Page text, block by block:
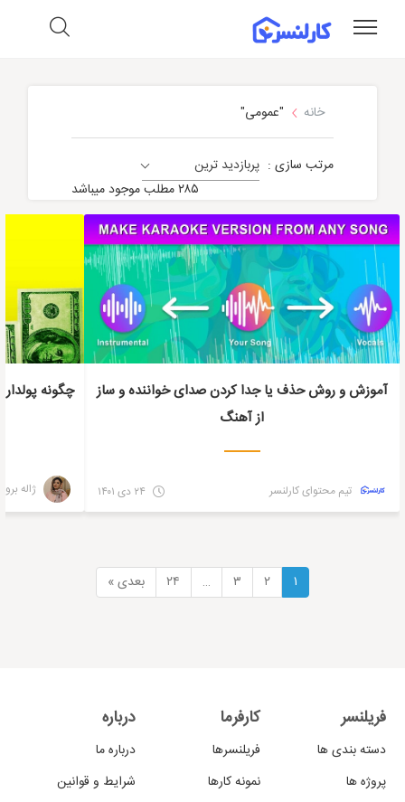
خانه "عمومی"
مرتب سازی : پربازدید ترین
۲۸۵ مطلب موجود میباشد
معرفی سایت و نرم افزار
آموزش و روش حذف یا جدا کردن صدای خواننده و ساز
از آهنگ
تیم محتوای کارلنسر
چگونه
ژاله
۱ ۲ ۳ … ۲۴ بعدی »
فریلنسر
دسته بندی ها
پروژه ها
کارفرما
فریلنسرها
نمونه کارها
درباره
درباره ما
شرایط و قوانین